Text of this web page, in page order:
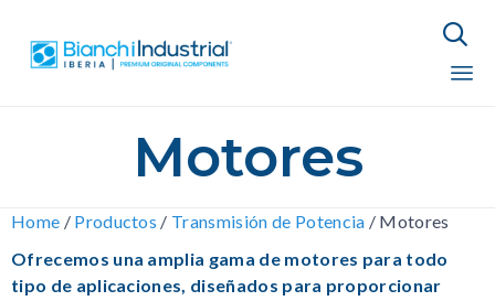

Motores
Home / Productos / Transmisión de Potencia / Motores
Ofrecemos una amplia gama de motores para todo
tipo de aplicaciones, diseñados para proporcionar